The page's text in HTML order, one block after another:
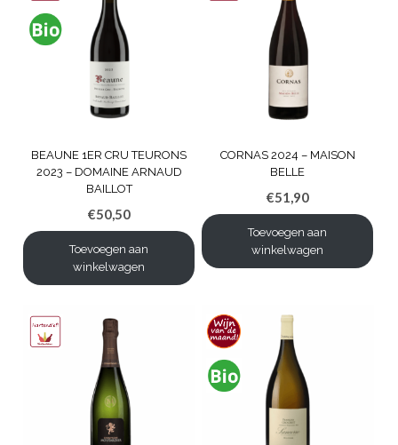
BEAUNE 1ER CRU TEURONS
2023 – DOMAINE ARNAUD
BAILLOT
€50,50
Toevoegen aan
winkelwagen
CORNAS 2024 – MAISON
BELLE
€51,90
Toevoegen aan
winkelwagen